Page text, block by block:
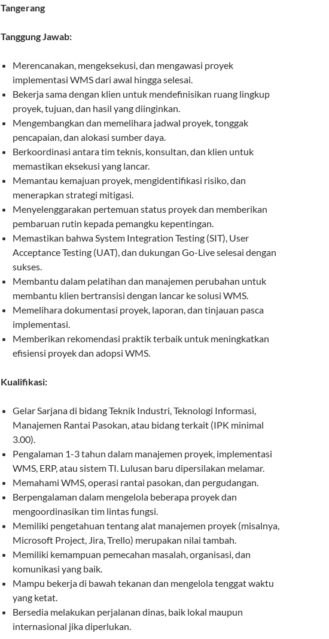
Tangerang
Tanggung Jawab:
Merencanakan, mengeksekusi, dan mengawasi proyek
implementasi WMS dari awal hingga selesai.
Bekerja sama dengan klien untuk mendefinisikan ruang lingkup
proyek, tujuan, dan hasil yang diinginkan.
Mengembangkan dan memelihara jadwal proyek, tonggak
pencapaian, dan alokasi sumber daya.
Berkoordinasi antara tim teknis, konsultan, dan klien untuk
memastikan eksekusi yang lancar.
Memantau kemajuan proyek, mengidentifikasi risiko, dan
menerapkan strategi mitigasi.
Menyelenggarakan pertemuan status proyek dan memberikan
pembaruan rutin kepada pemangku kepentingan.
Memastikan bahwa System Integration Testing (SIT), User
Acceptance Testing (UAT), dan dukungan Go-Live selesai dengan
sukses.
Membantu dalam pelatihan dan manajemen perubahan untuk
membantu klien bertransisi dengan lancar ke solusi WMS.
Memelihara dokumentasi proyek, laporan, dan tinjauan pasca
implementasi.
Memberikan rekomendasi praktik terbaik untuk meningkatkan
efisiensi proyek dan adopsi WMS.
Kualifikasi:
Gelar Sarjana di bidang Teknik Industri, Teknologi Informasi,
Manajemen Rantai Pasokan, atau bidang terkait (IPK minimal
3.00).
Pengalaman 1-3 tahun dalam manajemen proyek, implementasi
WMS, ERP, atau sistem TI. Lulusan baru dipersilakan melamar.
Memahami WMS, operasi rantai pasokan, dan pergudangan.
Berpengalaman dalam mengelola beberapa proyek dan
mengoordinasikan tim lintas fungsi.
Memiliki pengetahuan tentang alat manajemen proyek (misalnya,
Microsoft Project, Jira, Trello) merupakan nilai tambah.
Memiliki kemampuan pemecahan masalah, organisasi, dan
komunikasi yang baik.
Mampu bekerja di bawah tekanan dan mengelola tenggat waktu
yang ketat.
Bersedia melakukan perjalanan dinas, baik lokal maupun
internasional jika diperlukan.